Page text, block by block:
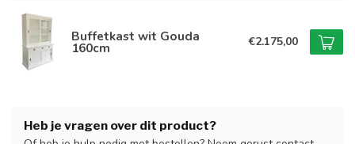
Buffetkast wit Gouda
160cm €2.175,00
Heb je vragen over dit product?